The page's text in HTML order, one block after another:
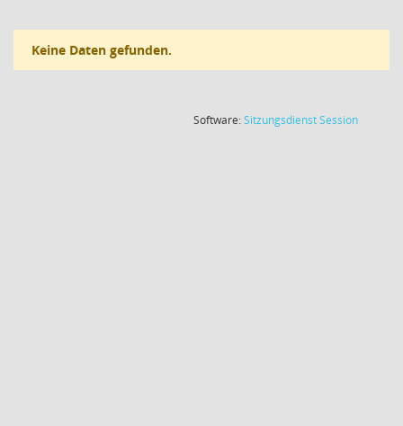
Keine Daten gefunden.
Software:SitzungsdienstSession(Wird in